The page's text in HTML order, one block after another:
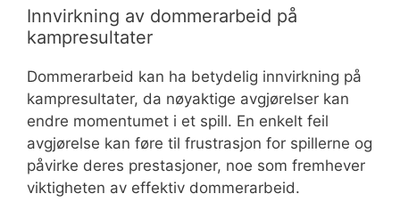
Innvirkning av dommerarbeid på
kampresultater
Dommerarbeid kan ha betydelig innvirkning på
kampresultater, da nøyaktige avgjørelser kan
endre momentumet i et spill. En enkelt feil
avgjørelse kan føre til frustrasjon for spillerne og
påvirke deres prestasjoner, noe som fremhever
viktigheten av effektiv dommerarbeid.